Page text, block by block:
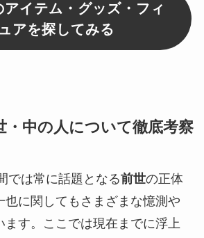
イテム・グッズ・フィ
アを探してみる
・中の人について徹底考察
では常に話題となる前世の正体
也に関してもさまざまな憶測や
ます。ここでは現在までに浮上